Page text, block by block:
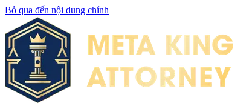
Bỏ qua đến nội dung chính